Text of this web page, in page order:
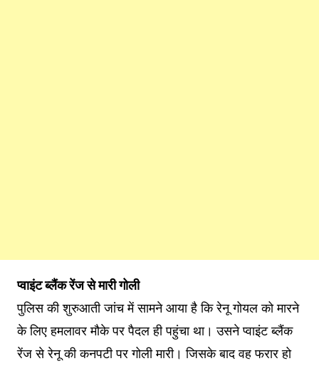
प्वाइंट ब्लैंक रेंज से मारी गोली
पुलिस की शुरुआती जांच में सामने आया है कि रेनू गोयल को मारने
के लिए हमलावर मौके पर पैदल ही पहुंचा था। उसने प्वाइंट ब्लैंक
रेंज से रेनू की कनपटी पर गोली मारी। जिसके बाद वह फरार हो